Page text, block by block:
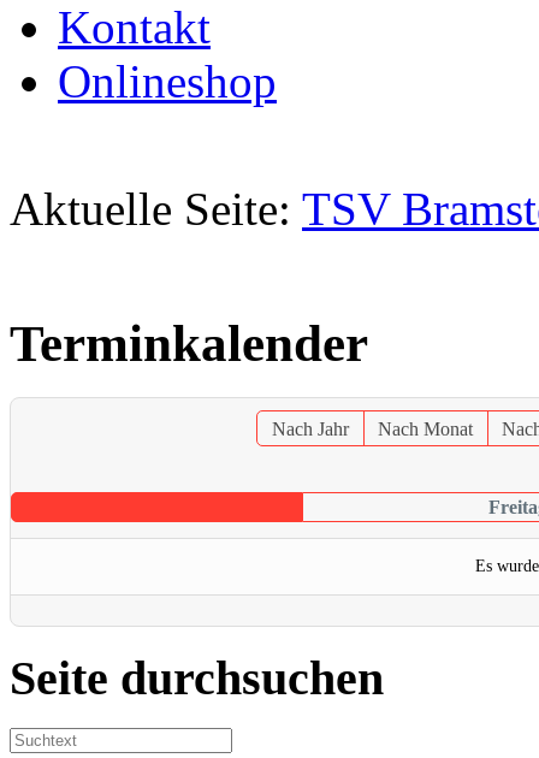
Kontakt
Onlineshop
Aktuelle Seite: TSV
Terminkalender
Nach Jahr Nach Monat
Es
Seite durchsuchen